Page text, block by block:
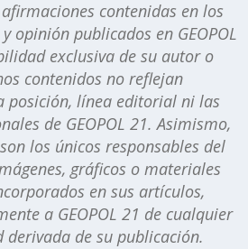
contenidas en los
opinión publicados en GEOPOL
exclusiva de su autor o
contenidos no reflejan
posición, línea editorial ni las
de GEOPOL 21. Asimismo,
los únicos responsables del
gráficos o materiales
en sus artículos,
a GEOPOL 21 de cualquier
derivada de su publicación.